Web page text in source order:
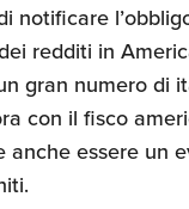
notificare
redditi in
gran numero di
con il fisco
anche essere un